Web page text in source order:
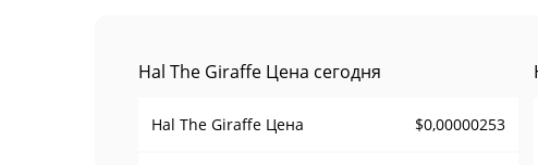
Hal The Giraffe Цена сегодня
Hal The Giraffe Цена $0,00000253